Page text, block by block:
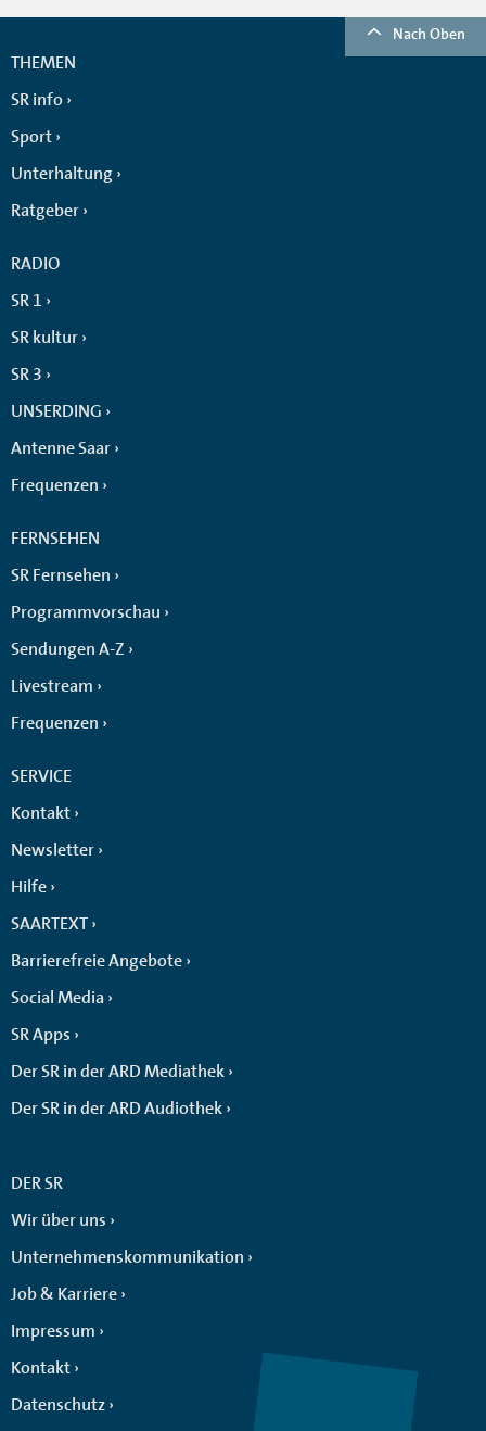
Nach Oben
THEMEN
SR info
Sport
Unterhaltung
Ratgeber
RADIO
SR 1
SR kultur
SR 3
UNSERDING
Antenne Saar
Frequenzen
FERNSEHEN
SR Fernsehen
Programmvorschau
Sendungen A-Z
Livestream
Frequenzen
SERVICE
Kontakt
Newsletter
Hilfe
SAARTEXT
Barrierefreie Angebote
Social Media
SR Apps
Der SR in der ARD Mediathek
Der SR in der ARD Audiothek
DER SR
Wir über uns
Unternehmenskommunikation
Job & Karriere
Impressum
Kontakt
Datenschutz